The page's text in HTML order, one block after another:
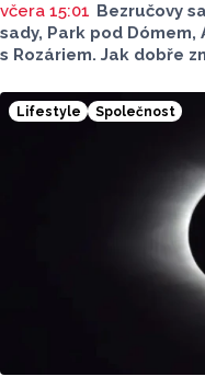
včera 15:01 Bezručovy
sady, Park pod
s Rozáriem. Jak dobře
které v nich jsou. Vždy
Lifestyle Společnost